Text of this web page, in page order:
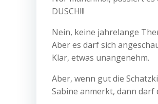
DUSCH!!!
Nein, keine jahrelange
Aber es darf sich
Klar, etwas unangenehm.
Aber, wenn gut die
Sabine anmerkt, dann